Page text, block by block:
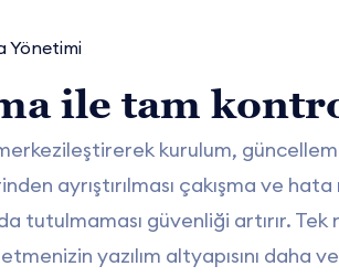
Yönetimi
ile tam
kurulum,
ayrıştırılması çakışma ve hata
tutulmaması güvenliği artırır.
yazılım altyapısını daha